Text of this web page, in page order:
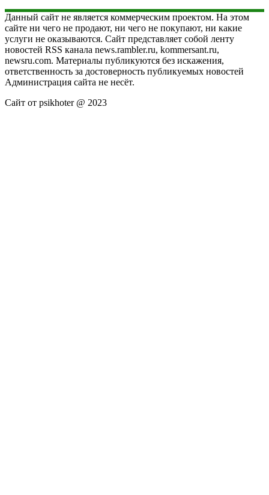
Данный сайт не является коммерческим проектом. На этом
сайте ни чего не продают, ни чего не покупают, ни какие
услуги не оказываются. Сайт представляет собой ленту
новостей RSS канала news.rambler.ru, kommersant.ru,
newsru.com. Материалы публикуются без искажения,
ответственность за достоверность публикуемых новостей
Администрация сайта не несёт.
Сайт от psikhoter @ 2023